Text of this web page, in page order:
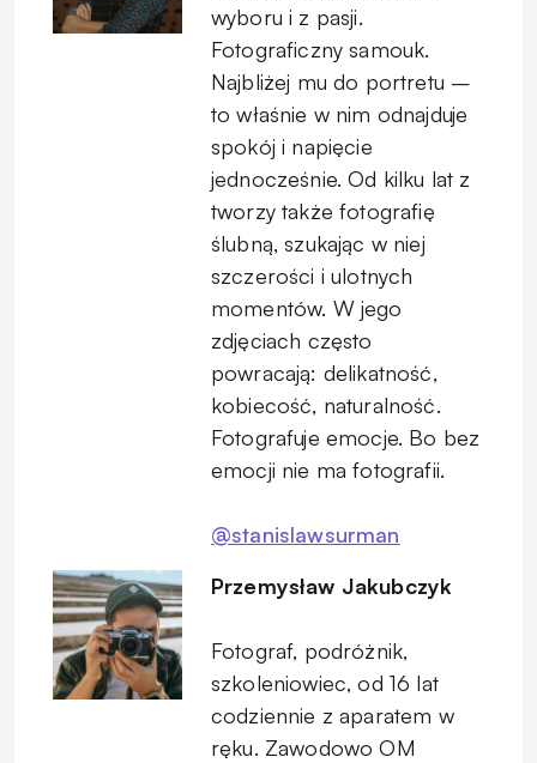
wyboru i z pasji.
Fotograficzny samouk.
Najbliżej mu do portretu –
to właśnie w nim odnajduje
spokój i napięcie
jednocześnie. Od kilku lat z
tworzy także fotografię
ślubną, szukając w niej
szczerości i ulotnych
momentów. W jego
zdjęciach często
powracają: delikatność,
kobiecość, naturalność.
Fotografuje emocje. Bo bez
emocji nie ma fotografii.
@stanislawsurman
Przemysław Jakubczyk
Fotograf, podróżnik,
szkoleniowiec, od 16 lat
codziennie z aparatem w
ręku. Zawodowo OM